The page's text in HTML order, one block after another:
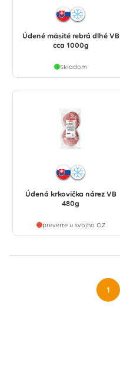
Údené mäsité rebrá dlhé VB
cca 1000g
Skladom
Údená krkovička nárez VB
480g
preverte u svojho OZ
1